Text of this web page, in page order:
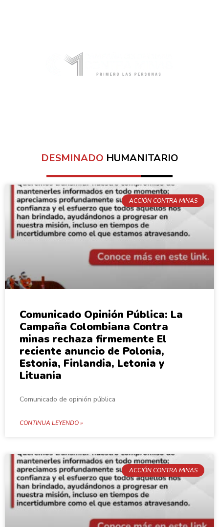
DESMINADO HUMANITARIO
ACCIÓN CONTRA MINAS
Comunicado Opinión Pública: La
Campaña Colombiana Contra
minas rechaza firmemente El
reciente anuncio de Polonia,
Estonia, Finlandia, Letonia y
Lituania
Comunicado de opinión pública
CONTINUA LEYENDO »
ACCIÓN CONTRA MINAS